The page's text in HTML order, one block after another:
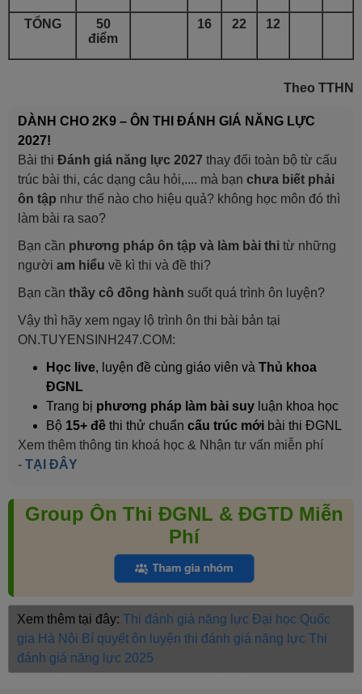
TỔNG
50
điểm
16 22 12
Theo TTHN
DÀNH CHO 2K9 – ÔN THI ĐÁNH GIÁ NĂNG LỰC
2027!
Bài thi Đánh giá năng lực 2027 thay đổi toàn bộ từ cấu
trúc bài thi, các dạng câu hỏi,.... mà bạn chưa biết phải
ôn tập như thế nào cho hiệu quả? không học môn đó thì
làm bài ra sao?
Bạn cần phương pháp ôn tập và làm bài thi từ những
người am hiểu về kì thi và đề thi?
Bạn cần thầy cô đồng hành suốt quá trình ôn luyện?
Vậy thì hãy xem ngay lộ trình ôn thi bài bản tại
ON.TUYENSINH247.COM:
Học live, luyện đề cùng giáo viên và Thủ khoa
ĐGNL
Trang bị phương pháp làm bài suy luận khoa học
Bộ 15+ đề thi thử chuẩn cấu trúc mới bài thi ĐGNL
Xem thêm thông tin khoá học & Nhận tư vấn miễn phí
- TẠI ĐÂY
Group Ôn Thi ĐGNL & ĐGTD Miễn
Phí
Xem thêm tại đây: Thi đánh giá năng lực Đại học Quốc
gia Hà Nội Bí quyết ôn luyện thi đánh giá năng lực Thi
đánh giá năng lực 2025